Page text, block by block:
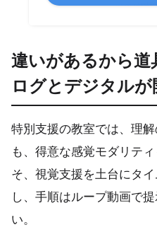
違いがあるから道
ログとデジタル
特別支援の教室では、理
も、得意な感覚モダリテ
そ、視覚支援を土台にタ
し、手順はループ動画で
い。